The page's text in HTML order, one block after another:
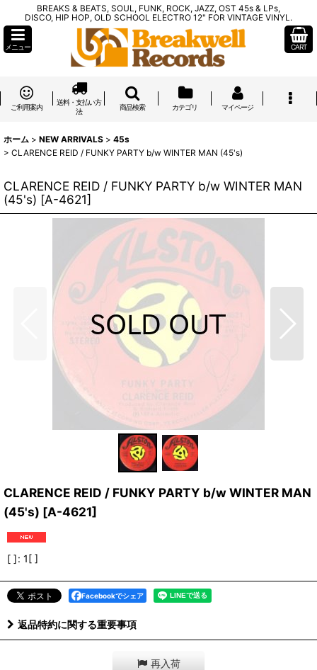
BREAKS & BEATS, SOUL, FUNK, ROCK, JAZZ, OST 45s & LPs,
DISCO, HIP HOP, OLD SCHOOL ELECTRO 12" FOR VINTAGE VINYL.
メニュー CART
ご利用案内
送料・支払い方
法
商品検索 カテゴリ マイページ
ホーム > NEW ARRIVALS > 45s
> CLARENCE REID / FUNKY PARTY b/w WINTER MAN (45's)
CLARENCE REID / FUNKY PARTY b/w WINTER MAN
(45's) [A-4621]
CLARENCE REID / FUNKY PARTY b/w WINTER MAN
(45's) [A-4621]
[ ]: 1[ ]
Facebookでシェア
返品特約に関する重要事項
再入荷